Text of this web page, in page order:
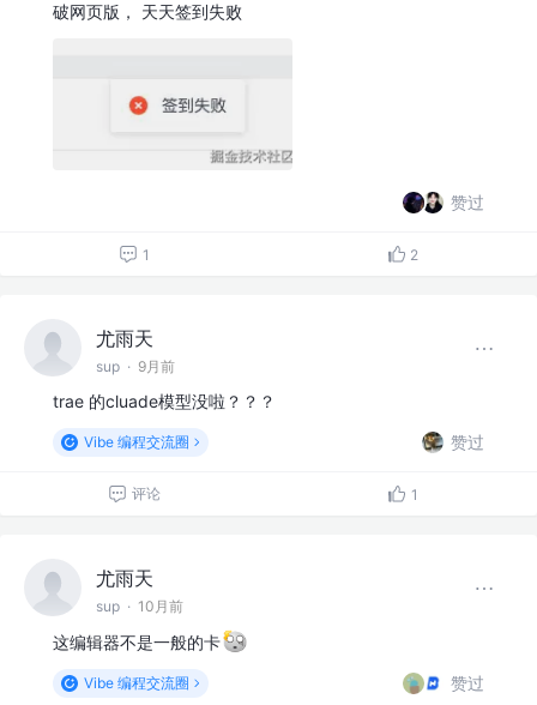
破网页版， 天天签到失败
赞过
1 2
尤雨天
sup · 9月前
trae 的cluade模型没啦？？？
Vibe 编程交流圈 赞过
评论 1
尤雨天
sup · 10月前
这编辑器不是一般的卡
Vibe 编程交流圈 赞过